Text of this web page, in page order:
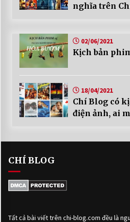
nghĩa trên
02/06/2021
Kịch bản
18/04/2021
Chí Blog có
điện ảnh, ai
CHÍ BLOG
Tất cả bài viết trên chi-blog.com đều là